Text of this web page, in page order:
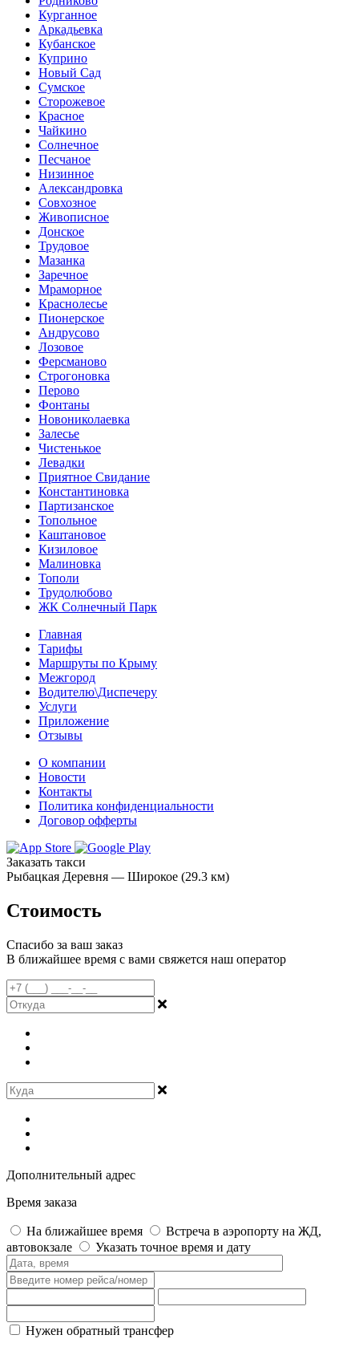
Курганное
Аркадьевка
Кубанское
Куприно
Новый Сад
Сумское
Сторожевое
Красное
Чайкино
Солнечное
Песчаное
Низинное
Александровка
Совхозное
Живописное
Донское
Трудовое
Мазанка
Заречное
Мраморное
Краснолесье
Пионерское
Андрусово
Лозовое
Ферсманово
Строгоновка
Перово
Фонтаны
Новониколаевка
Залесье
Чистенькое
Левадки
Приятное Свидание
Константиновка
Партизанское
Топольное
Каштановое
Кизиловое
Малиновка
Тополи
Трудолюбово
ЖК Солнечный Парк
Главная
Тарифы
Маршруты по Крыму
Межгород
Водителю\Диспечеру
Услуги
Приложение
Отзывы
О компании
Новости
Контакты
Политика конфиденциальности
Договор офферты
Заказать такси
Рыбацкая Деревня — Широкое (29.3 км)
Стоимость
Спасибо за ваш заказ
В ближайшее время с вами свяжется наш оператор
Дополнительный адрес
Время заказа
На ближайшее время
Встреча в аэропорту на ЖД,
автовокзале
Указать точное время и дату
Нужен обратный трансфер